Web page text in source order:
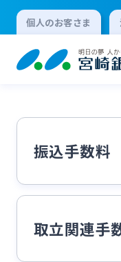
個人のお客さま
法人向けイ
振込手数料
取立関連手